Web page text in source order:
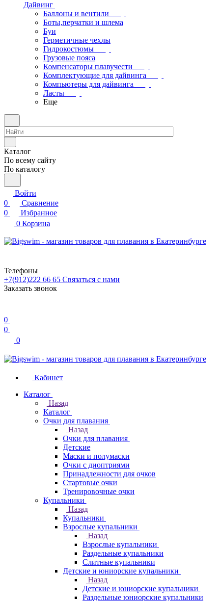
Дайвинг
Баллоны и вентили
Боты,перчатки и шлема
Буи
Герметичные чехлы
Гидрокостюмы
Грузовые пояса
Компенсаторы плавучести
Комплектующие для дайвинга
Компьютеры для дайвинга
Ласты
Еще
Каталог
По всему сайту
По каталогу
Войти
0
Сравнение
0
Избранное
0 Корзина
Телефоны
+7(912)222 66 65 Связаться с нами
Заказать звонок
0
0
0
Кабинет
Каталог
Назад
Каталог
Очки для плавания
Назад
Очки для плавания
Детские
Маски и полумаски
Очки с диоптриями
Принадлежности для очков
Стартовые очки
Тренировочные очки
Купальники
Назад
Купальники
Взрослые купальники
Назад
Взрослые купальники
Раздельные купальники
Слитные купальники
Детские и юниорские купальники
Назад
Детские и юниорские купальники
Раздельные юниорские купальники